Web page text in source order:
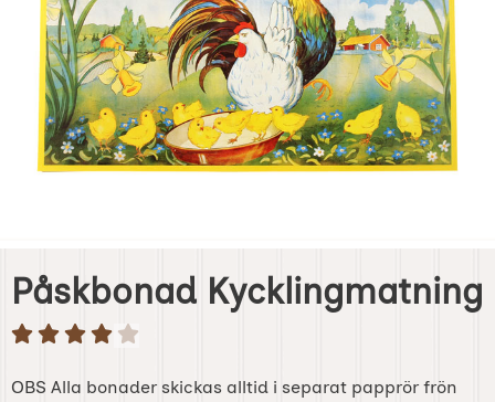
Påskbonad Kycklingmatning
OBS Alla bonader skickas alltid i separat papprör frön